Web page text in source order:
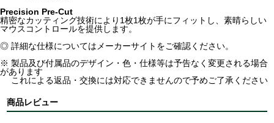
Precision Pre-Cut
精密なカッティング技術により1枚1枚が手にフィットし、素晴らしい
マウスコントロールを提供します。
◎ 詳細な仕様についてはメーカーサイトをご確認ください。
※ 製品及び付属品のデザイン・色・仕様等は予告なく変更される場合
があります
これによる返品・交換には対応できませんので予めご了承ください
商品レビュー